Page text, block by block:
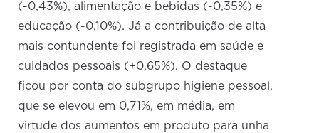
(-0,43%), alimentação e bebidas (-0,35%) e
educação (-0,10%). Já a contribuição de alta
mais contundente foi registrada em saúde e
cuidados pessoais (+0,65%). O destaque
ficou por conta do subgrupo higiene pessoal,
que se elevou em 0,71%, em média, em
virtude dos aumentos em produto para unha